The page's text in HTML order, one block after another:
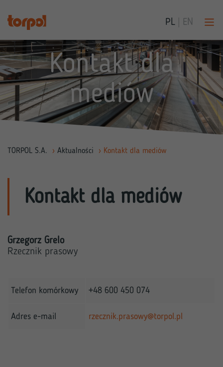
PL EN
Kontakt dla
mediów
TORPOL S.A. › Aktualności › Kontakt dla mediów
Kontakt dla mediów
Grzegorz Grelo
Rzecznik prasowy
Telefon komórkowy +48 600 450 074
Adres e-mail rzecznik.prasowy@torpol.pl